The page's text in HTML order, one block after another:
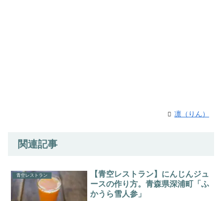
凛（りん）
関連記事
青空レストラン
【青空レストラン】にんじんジュ
ースの作り方。青森県深浦町「ふ
かうら雪人参」